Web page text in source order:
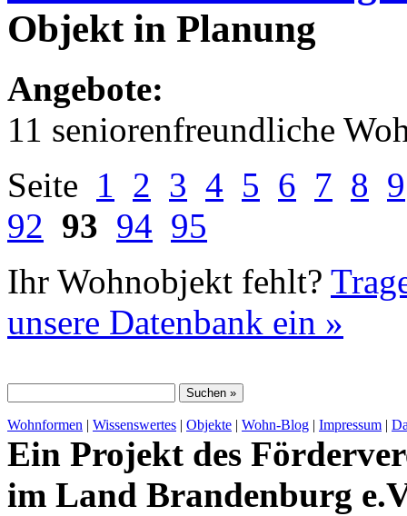
Objekt in Planung
Angebote:
11 seniorenfreundliche
Seite 1 2 3 4 5 6 7 8 9
92 93 94 95
Ihr Wohnobjekt fehlt?
unsere Datenbank ein »
Wohnformen | Wissenswertes | Objekte | Wohn-Blog | Impressum |
Ein Projekt des
im Land Brandenburg